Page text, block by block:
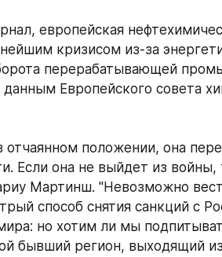
европейская
кризисом из-за
перерабатывающей
данным Европейского совета
отчаянном положении, она
Если она не выйдет из войны,
Мартинш. "Невозможно
способ снятия санкций с
но хотим ли мы
бывший регион, выходящий